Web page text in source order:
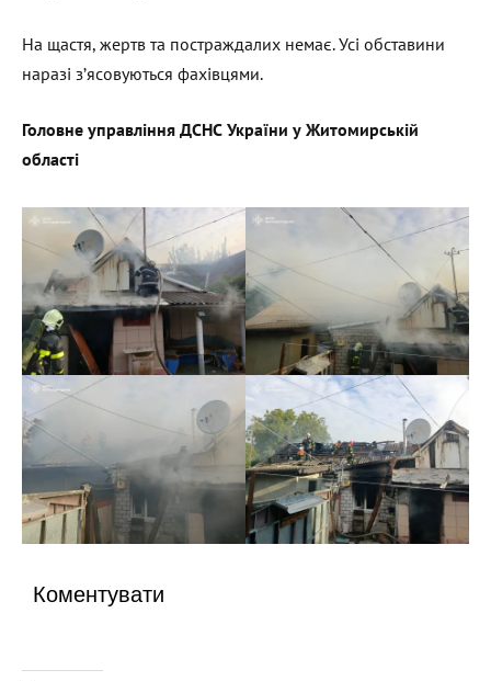
На щастя, жертв та постраждалих немає. Усі обставини
наразі з’ясовуються фахівцями.
Головне управління ДСНС України у Житомирській
області
Коментувати